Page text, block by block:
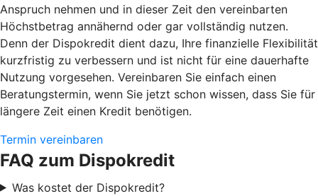
Anspruch nehmen und in dieser Zeit den vereinbarten
Höchstbetrag annähernd oder gar vollständig nutzen.
Denn der Dispokredit dient dazu, Ihre finanzielle Flexibilität
kurzfristig zu verbessern und ist nicht für eine dauerhafte
Nutzung vorgesehen. Vereinbaren Sie einfach einen
Beratungstermin, wenn Sie jetzt schon wissen, dass Sie für
längere Zeit einen Kredit benötigen.
Termin vereinbaren
FAQ zum Dispokredit
Was kostet der Dispokredit?